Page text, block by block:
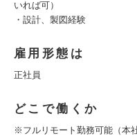
いれば可）
・設計、製図経験
雇用形態は
正社員
どこで働くか
※フルリモート勤務可能（本